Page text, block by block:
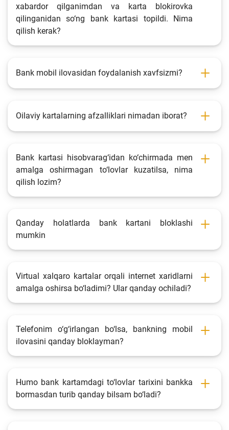
xabardor qilganimdan va karta blokirovka
qilinganidan so‘ng bank kartasi topildi. Nima
qilish kerak?
Bank mobil ilovasidan foydalanish xavfsizmi?
Oilaviy kartalarning afzalliklari nimadan iborat?
Bank kartasi hisobvarag‘idan ko‘chirmada men
amalga oshirmagan to‘lovlar kuzatilsa, nima
qilish lozim?
Qanday holatlarda bank kartani bloklashi
mumkin
Virtual xalqaro kartalar orqali internet xaridlarni
amalga oshirsa bo‘ladimi? Ular qanday ochiladi?
Telefonim o‘g‘irlangan bo‘lsa, bankning mobil
ilovasini qanday bloklayman?
Humo bank kartamdagi to‘lovlar tarixini bankka
bormasdan turib qanday bilsam bo‘ladi?